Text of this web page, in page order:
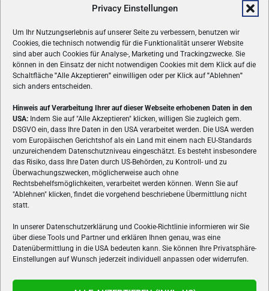
Privacy Einstellungen
Um Ihr Nutzungserlebnis auf unserer Seite zu verbessern, benutzen wir
Cookies, die technisch notwendig für die Funktionalität unserer Website
sind aber auch Cookies für Analyse-, Marketing und Trackingzwecke. Sie
können in den Einsatz der nicht notwendigen Cookies mit dem Klick auf die
Schaltfläche "Alle Akzeptieren" einwilligen oder per Klick auf"Ablehnen"
sich anders entscheiden.
Hinweis auf Verarbeitung Ihrer auf dieser Webseite erhobenen Daten in den
USA: Indem Sie auf "Alle Akzeptieren" klicken, willigen Sie zugleich gem.
DSGVO ein, dass Ihre Daten in den USA verarbeitet werden. Die USA werden
vom Europäischen Gerichtshof als ein Land mit einem nach EU-Standards
unzureichendem Datenschutzniveau eingeschätzt. Es besteht insbesondere
das Risiko, dass Ihre Daten durch US-Behörden, zu Kontroll- und zu
Überwachungszwecken, möglicherweise auch ohne
Rechtsbehelfsmöglichkeiten, verarbeitet werden können. Wenn Sie auf
"Ablehnen" klicken, findet die vorgehend beschriebene Übermittlung nicht
statt.
In unserer Datenschutzerklärung und Cookie-Richtlinie informieren wir Sie
über diese Tools und Partner und erklären Ihnen genau, was eine
Datenübermittlung in die USA bedeuten kann. Sie können Ihre Privatsphäre-
Einstellungen auf Wunsch jederzeit individuell anpassen oder widerrufen.
ÜBER UNS
VON GAMERN, FÜR GAMER! Gamers.at ist das älteste Online-
Spielemagazin Österreichs und bringt täglich aktuelle News,
Reviews und Videos zu PC- und Konsolenspielen, Gaming-
Hardware und aus der Welt des e-Sport's.
FOLGE UNS